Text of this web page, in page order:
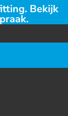
Bekijk